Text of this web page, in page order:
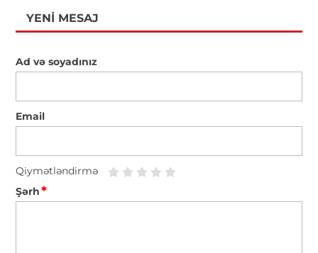
YENI MESAJ
Ad və soyadınız
Email
Qiymətləndirmə
Şərh*